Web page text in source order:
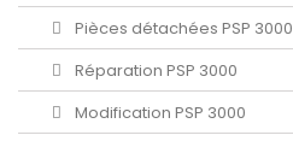
Pièces détachées PSP 3000
Réparation PSP 3000
Modification PSP 3000